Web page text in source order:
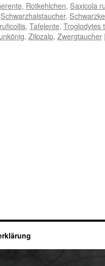
, Rotkehlchen, Saxicola
Schwarzhalstaucher,
, Tafelente, Troglodytes
, Zilpzalp, Zwergtaucher